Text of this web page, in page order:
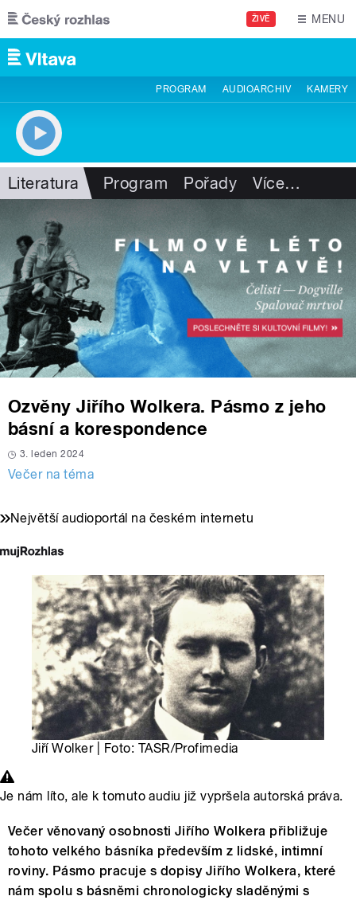
Přejít k hlavnímu obsahu
ŽIVĚ MENU
PROGRAM AUDIOARCHIV KAMERY
Literatura Program Pořady Více…
Ozvěny Jiřího Wolkera. Pásmo z jeho
básní a korespondence
3. leden 2024
Večer na téma
Největší audioportál na českém internetu
Jiří Wolker | Foto: TASR/Profimedia
Je nám líto, ale k tomuto audiu již vypršela autorská práva.
Večer věnovaný osobnosti Jiřího Wolkera přibližuje
tohoto velkého básníka především z lidské, intimní
roviny. Pásmo pracuje s dopisy Jiřího Wolkera, které
nám spolu s básněmi chronologicky sladěnými s